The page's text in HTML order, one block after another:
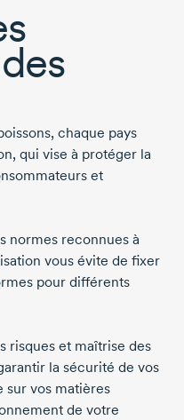
chaque pays
qui vise à protéger la
et
normes reconnues à
vous évite de fixer
pour différents
risques et maîtrise des
la sécurité de vos
sur vos matières
de votre